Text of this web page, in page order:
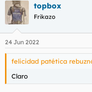
topbox
Frikazo
24 Jun 2022
felicidad patética
Claro